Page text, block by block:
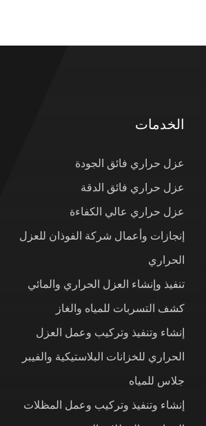
الخدمات
عزل حراري فائق الجودة
عزل حراري فائق الدقة
عزل حراري عالي الكفاءة
إنجازات وأعمال شركة الفوذان للعزل
الحراري
تنفيذ وإنشاء العزل الحراري والمائي
كشف التسربات للمياه والغاز
إنشاء وتنفيذ وتركيب وعمل العزل
الحراري للخزانات البلاستيكية والفيبر
جلاس للمياه
إنشاء وتنفيذ وتركيب وعمل المظلات